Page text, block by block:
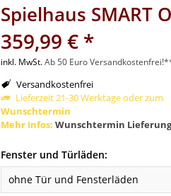
Spielhaus SMART
359,99 € *
inkl. MwSt.Ab 50 Euro
Versandkostenfrei
Lieferzeit 21-30 Werktage oder zum
Wunschtermin
Mehr Infos: Wunschtermin Lieferung
Fenster und Türläden: